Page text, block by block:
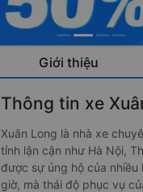
Giới thiệu
Thông tin xe
Xuân Long là nhà xe
tỉnh lận cận như Hà Nội,
được sự ủng hộ của
giờ, mà thái độ phục vụ